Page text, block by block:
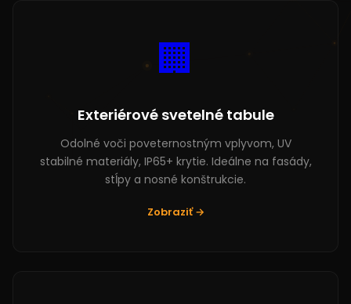
🏢
Exteriérové svetelné tabule
Odolné voči poveternostným vplyvom, UV
stabilné materiály, IP65+ krytie. Ideálne na fasády,
stĺpy a nosné konštrukcie.
Zobraziť →